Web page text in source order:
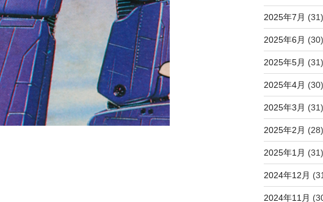
2025年7月 (31)
2025年6月 (30)
2025年5月 (31)
2025年4月 (30)
2025年3月 (31)
2025年2月 (28)
2025年1月 (31)
2024年12月
2024年11月